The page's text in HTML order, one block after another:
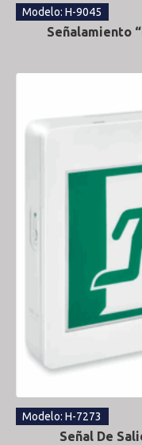
Modelo: H-9045
Señalamiento
Modelo: H-7273
Señal De